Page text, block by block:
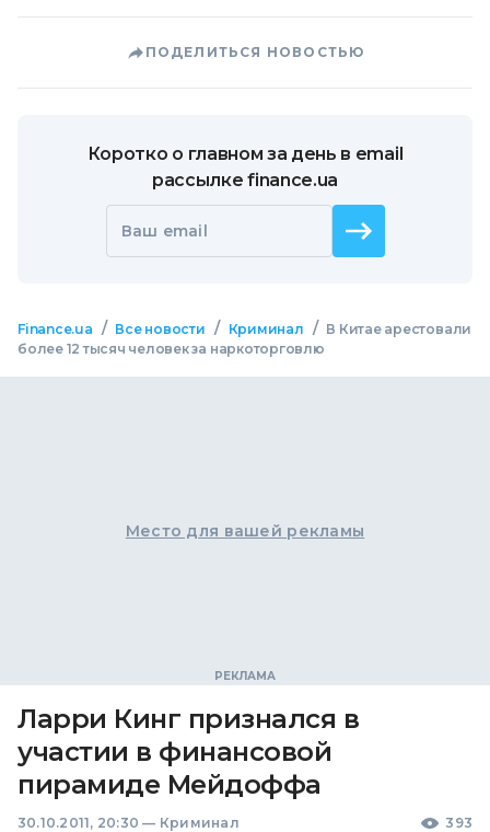
ПОДЕЛИТЬСЯ НОВОСТЬЮ
Коротко о главном за день в email
рассылке finance.ua
Ваш email
Finance.ua / Все новости / Криминал / В Китае арестовали
более 12 тысяч человек за наркоторговлю
Место для вашей рекламы
Ларри Кинг признался в
участии в финансовой
пирамиде Мейдоффа
30.10.2011, 20:30 — Криминал 393